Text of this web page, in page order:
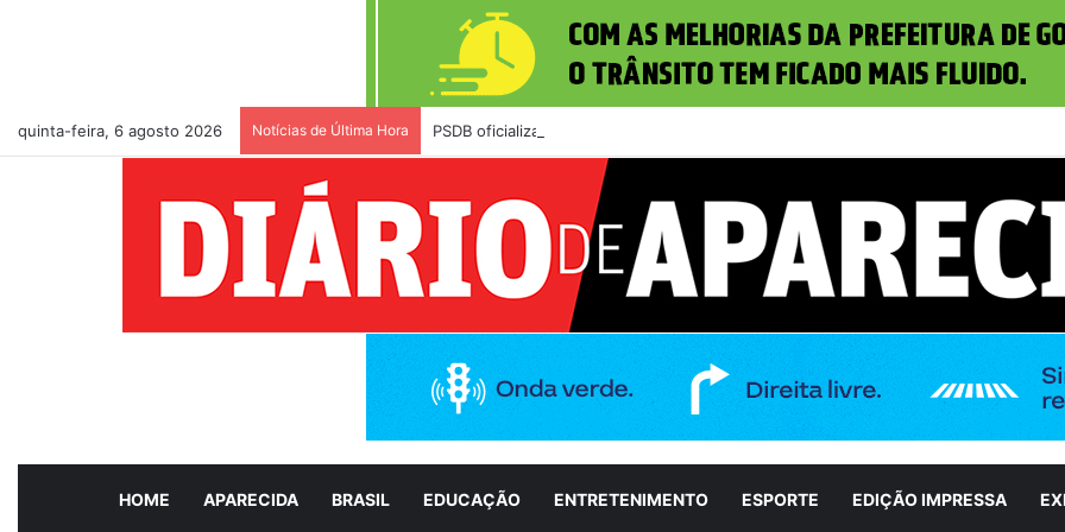
quinta-feira, 6 agosto 2026 Notícias de Última Hora PSDB oficializa candidatura de Marconi Perillo ao Governo de Goiás durante
HOME APARECIDA BRASIL EDUCAÇÃO ENTRETENIMENTO ESPORTE EDIÇÃO IMPRESSA